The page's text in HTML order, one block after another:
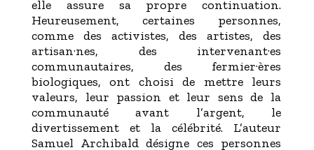
elle assure sa propre continuation.
Heureusement, certaines personnes,
comme des activistes, des artistes, des
artisan·nes, des intervenant·es
communautaires, des fermier·ères
biologiques, ont choisi de mettre leurs
valeurs, leur passion et leur sens de la
communauté avant l’argent, le
divertissement et la célébrité. L’auteur
Samuel Archibald désigne ces personnes